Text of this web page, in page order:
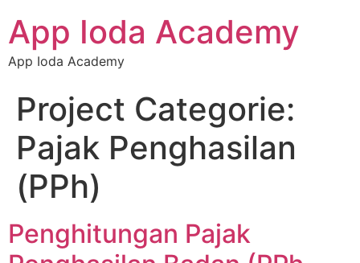
App Ioda Academy
App Ioda Academy
Project Categorie:
Pajak Penghasilan
(PPh)
Penghitungan Pajak